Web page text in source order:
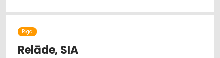
APAVI: TIRDZNIECĪBA
APĢĒRBI: TIRDZNIECĪBA
SUVENĪRI, DĀVANAS
Rīga
Relāde, SIA